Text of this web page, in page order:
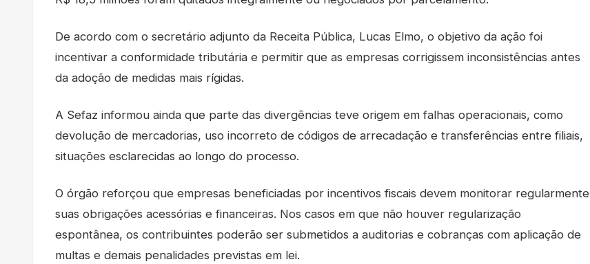
De acordo com o secretário adjunto da Receita Pública, Lucas Elmo, o objetivo da ação foi
incentivar a conformidade tributária e permitir que as empresas corrigissem inconsistências antes
da adoção de medidas mais rígidas.
A Sefaz informou ainda que parte das divergências teve origem em falhas operacionais, como
devolução de mercadorias, uso incorreto de códigos de arrecadação e transferências entre filiais,
situações esclarecidas ao longo do processo.
O órgão reforçou que empresas beneficiadas por incentivos fiscais devem monitorar regularmente
suas obrigações acessórias e financeiras. Nos casos em que não houver regularização
espontânea, os contribuintes poderão ser submetidos a auditorias e cobranças com aplicação de
multas e demais penalidades previstas em lei.